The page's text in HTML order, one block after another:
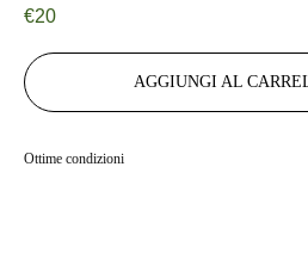
€20
AGGIUNGI AL
Ottime condizioni